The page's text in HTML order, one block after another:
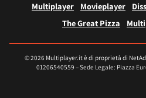
Multiplayer Movieplayer
The Great Pizza
© 2026 Multiplayer.it è di proprietà di
01206540559 – Sede Legale: Piazza